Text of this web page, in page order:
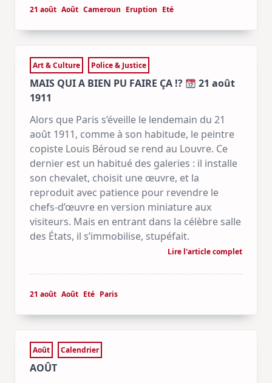
21 août Août Cameroun Eruption Eté
Art & Culture Police & Justice
MAIS QUI A BIEN PU FAIRE ÇA !?
21 août
1911
Alors que Paris s’éveille le lendemain du 21
août 1911, comme à son habitude, le peintre
copiste Louis Béroud se rend au Louvre. Ce
dernier est un habitué des galeries : il installe
son chevalet, choisit une œuvre, et la
reproduit avec patience pour revendre le
chefs-d’œuvre en version miniature aux
visiteurs. Mais en entrant dans la célèbre salle
des États, il s’immobilise, stupéfait.
Lire l'article complet
21 août Août Eté Paris
Août Calendrier
AOÛT